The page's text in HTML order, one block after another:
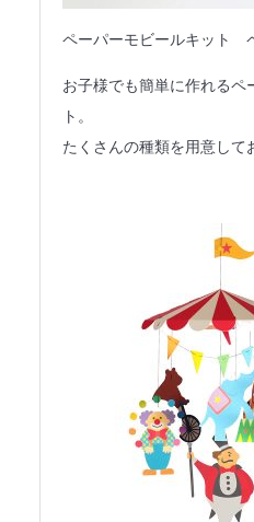
ペーパーモビールキット
お子様でも簡単に作れるペ
ト。
たくさんの種類を用意して